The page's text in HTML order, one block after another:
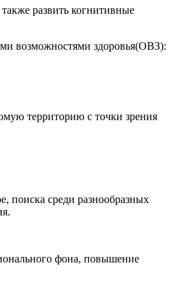
развить когнитивные
возможностями здоровья(ОВЗ):
территорию с точки зрения
поиска среди разнообразных
фона, повышение